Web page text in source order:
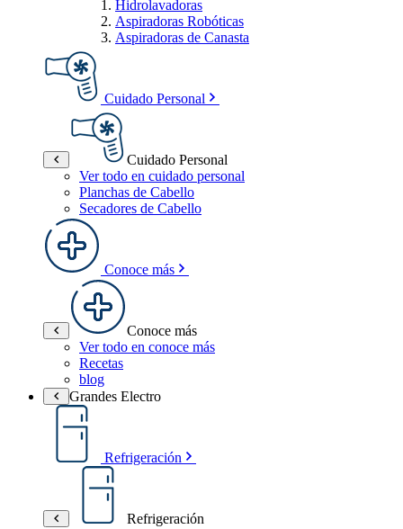
Hidrolavadoras
Aspiradoras Robóticas
Aspiradoras de Canasta
Cuidado Personal
Cuidado Personal
Ver todo en cuidado personal
Planchas de Cabello
Secadores de Cabello
Conoce más
Conoce más
Ver todo en conoce más
Recetas
blog
Grandes Electro
Refrigeración
Refrigeración